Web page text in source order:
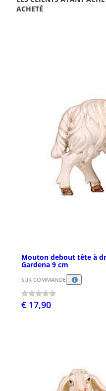
ACHETÉ
Mouton debout tête à
Gardena 9 cm
SUR COMMANDE
€ 17,90